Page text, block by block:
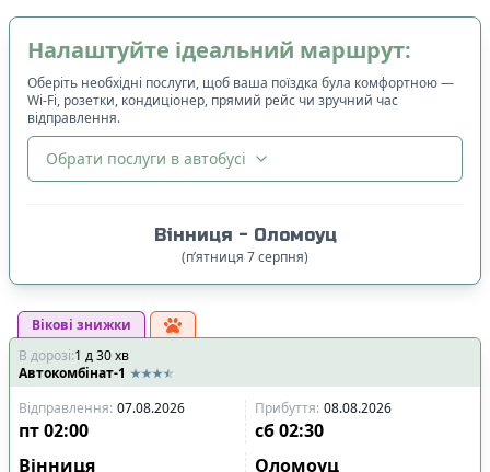
Налаштуйте ідеальний маршрут:
Оберіть необхідні послуги, щоб ваша поїздка була комфортною —
Wi-Fi, розетки, кондиціонер, прямий рейс чи зручний час
відправлення.
Обрати послуги в автобусі
Спочатку дешевші
Час відправлення
Спочатку ранні
Спочатку вечірні
Час прибуття
Спочатку ранні
Вінниця - Оломоуц
(п’ятниця 7серпня)
Вікові знижки
В дорозі:1 д30хв
Автокомбінат-1
Відправлення: 07.08.2026 Прибуття: 08.08.2026
пт02:00 сб 02:30
Вінниця
Оломоуц